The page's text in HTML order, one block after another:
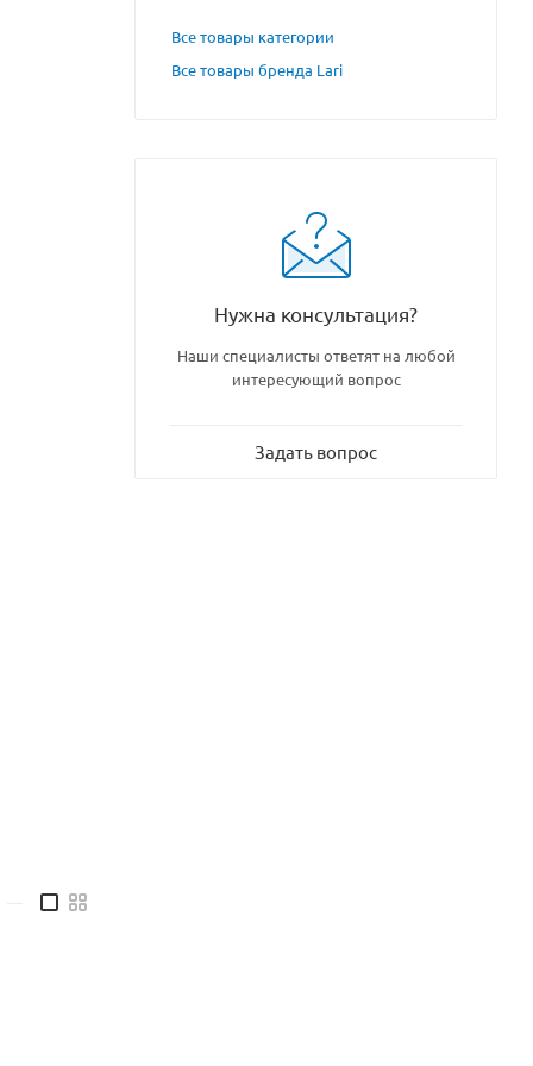
Все товары категории
Все товары бренда Lari
Нужна консультация?
Наши специалисты ответят на любой
интересующий вопрос
Задать вопрос